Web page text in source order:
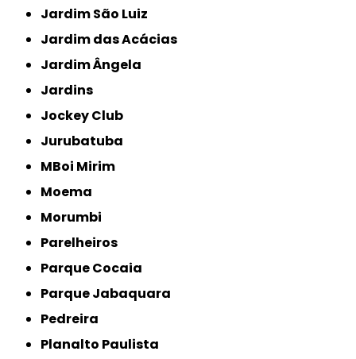
Jardim São Luiz
Jardim das Acácias
Jardim Ângela
Jardins
Jockey Club
Jurubatuba
MBoi Mirim
Moema
Morumbi
Parelheiros
Parque Cocaia
Parque Jabaquara
Pedreira
Planalto Paulista